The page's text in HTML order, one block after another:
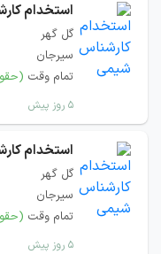
استخدام
گل گهر
سیرجان
تمام وقت
۵ روز پیش
استخدام
گل گهر
سیرجان
تمام وقت
۵ روز پیش